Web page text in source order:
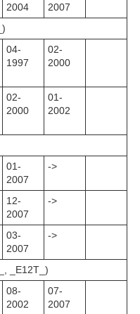
2004
2007
04-
1997
02-
2000
02-
2000
01-
2002
01-
2007
->
12-
2007
->
03-
2007
->
_E12T_)
08-
2002
07-
2007